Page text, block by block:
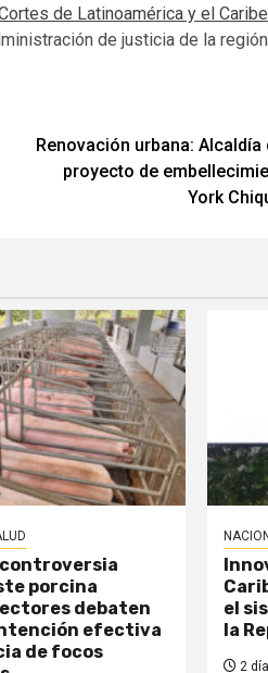
de Latinoamérica y el Caribe
de justicia de la
Renovación urbana:
proyecto de
York
porcina
debaten
efectiva
de focos
el
la
2